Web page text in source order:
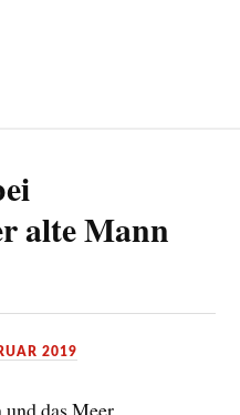
alte Mann
2019